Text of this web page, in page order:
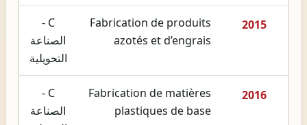
2015
Fabrication de produits
azotés et d’engrais
C -
الصناعة
التحويلية
2016
Fabrication de matières
plastiques de base
C -
الصناعة